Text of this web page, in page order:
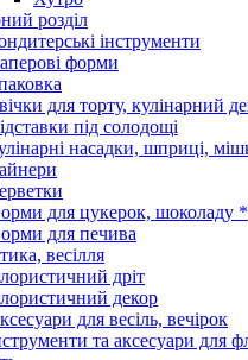
розділ
інструменти
форми
для торту, кулінарний
під солодощі
насадки, шприці,
для цукерок, шоколаду *
для печива
весілля
дріт
декор
для весіль, вечірок
та аксесуари для